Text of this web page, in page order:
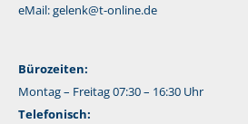
eMail:gelenk@t-online.de
Bürozeiten:
Montag – Freitag 07:30 – 16:30 Uhr
Telefonisch: